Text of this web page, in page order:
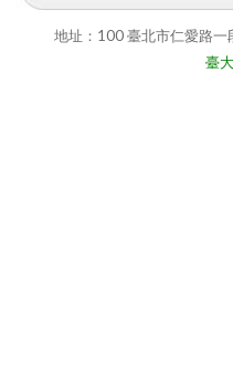
地址：100 臺北市仁愛路
臺